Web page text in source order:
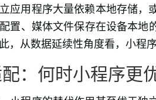
应用程序大量依赖本地存储
置、媒体文件保存在设备本
，从数据延续性角度看，小程
：何时小程序更